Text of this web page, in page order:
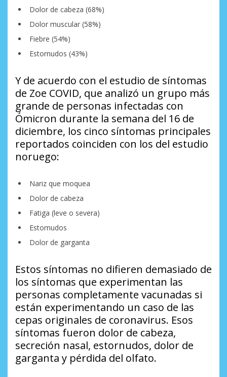
Dolor de cabeza (68%)
Dolor muscular (58%)
Fiebre (54%)
Estornudos (43%)
Y de acuerdo con el estudio de síntomas
de Zoe COVID, que analizó un grupo más
grande de personas infectadas con
Ómicron durante la semana del 16 de
diciembre, los cinco síntomas principales
reportados coinciden con los del estudio
noruego:
Nariz que moquea
Dolor de cabeza
Fatiga (leve o severa)
Estornudos
Dolor de garganta
Estos síntomas no difieren demasiado de
los síntomas que experimentan las
personas completamente vacunadas si
están experimentando un caso de las
cepas originales de coronavirus. Esos
síntomas fueron dolor de cabeza,
secreción nasal, estornudos, dolor de
garganta y pérdida del olfato.